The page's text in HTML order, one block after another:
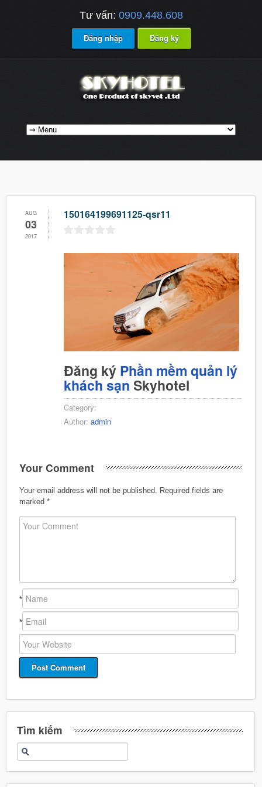
Tư vấn: 0909.448.608
Đăng nhập Đăng ký
AUG
03
2017
150164199691125-qsr11
Đăng ký Phần mềm quản lý
khách sạn Skyhotel
Category:
Author: admin
Your Comment
Your email address will not be published.
Required fields are
marked *
*
*
Tìm kiếm